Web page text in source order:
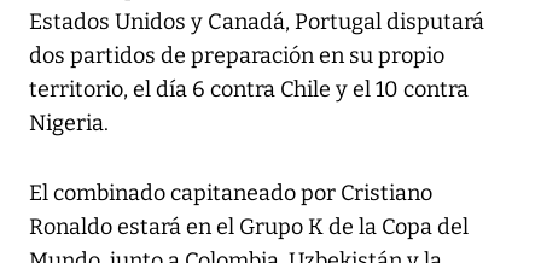
Estados Unidos y Canadá, Portugal disputará
dos partidos de preparación en su propio
territorio, el día 6 contra Chile y el 10 contra
Nigeria.
El combinado capitaneado por Cristiano
Ronaldo estará en el Grupo K de la Copa del